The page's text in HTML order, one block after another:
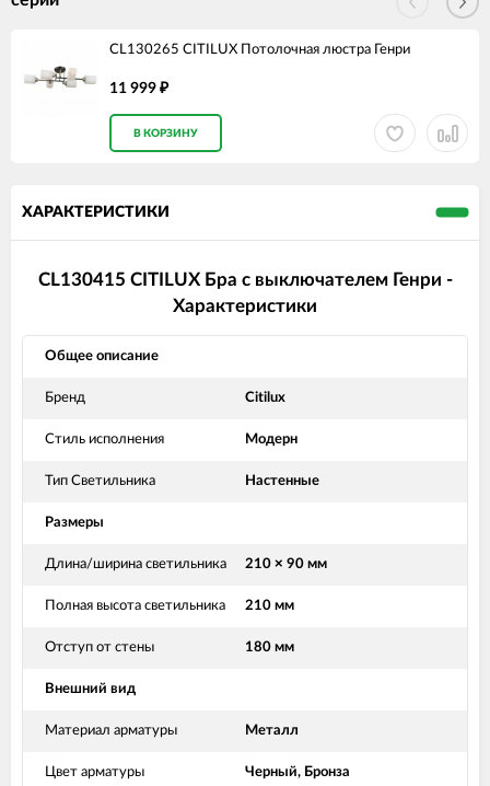
CL130265 CITILUX Потолочная люстра Генри
11 999 ₽
В КОРЗИНУ
ХАРАКТЕРИСТИКИ
CL130415 CITILUX Бра с выключателем Генри -
Характеристики
Общее описание
Бренд Citilux
Стиль исполнения Модерн
Тип Светильника Настенные
Размеры
Длина/ширина светильника 210 × 90 мм
Полная высота светильника 210 мм
Отступ от стены 180 мм
Внешний вид
Материал арматуры Металл
Цвет арматуры Черный, Бронза